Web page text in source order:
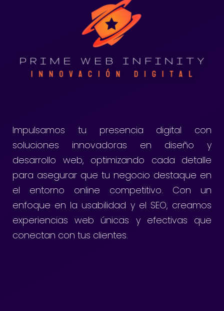
Impulsamos tu presencia digital con
soluciones innovadoras en diseño y
desarrollo web, optimizando cada detalle
para asegurar que tu negocio destaque en
el entorno online competitivo. Con un
enfoque en la usabilidad y el SEO, creamos
experiencias web únicas y efectivas que
conectan con tus clientes.